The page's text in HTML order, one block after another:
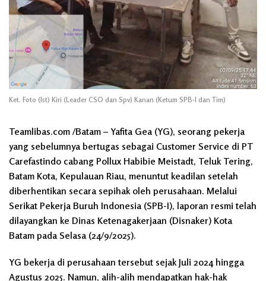
Ket. Foto (Ist) Kiri (Leader CSO dan Spv) Kanan (Ketum SPB-I dan Tim)
Teamlibas.com /Batam – Yafita Gea (YG), seorang pekerja
yang sebelumnya bertugas sebagai Customer Service di PT
Carefastindo cabang Pollux Habibie Meistadt, Teluk Tering,
Batam Kota, Kepulauan Riau, menuntut keadilan setelah
diberhentikan secara sepihak oleh perusahaan. Melalui
Serikat Pekerja Buruh Indonesia (SPB-I), laporan resmi telah
dilayangkan ke Dinas Ketenagakerjaan (Disnaker) Kota
Batam pada Selasa (24/9/2025).
YG bekerja di perusahaan tersebut sejak Juli 2024 hingga
Agustus 2025. Namun, alih-alih mendapatkan hak-hak